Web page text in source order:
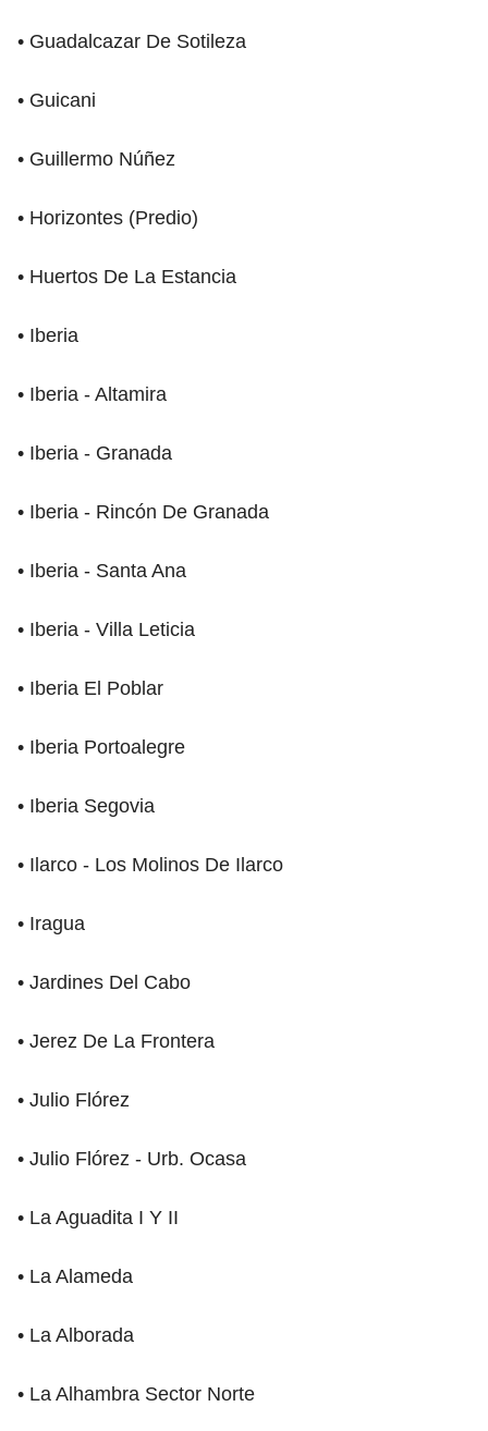
• Guadalcazar De Sotileza
• Guicani
• Guillermo Núñez
• Horizontes (Predio)
• Huertos De La Estancia
• Iberia
• Iberia - Altamira
• Iberia - Granada
• Iberia - Rincón De Granada
• Iberia - Santa Ana
• Iberia - Villa Leticia
• Iberia El Poblar
• Iberia Portoalegre
• Iberia Segovia
• Ilarco - Los Molinos De Ilarco
• Iragua
• Jardines Del Cabo
• Jerez De La Frontera
• Julio Flórez
• Julio Flórez - Urb. Ocasa
• La Aguadita I Y II
• La Alameda
• La Alborada
• La Alhambra Sector Norte